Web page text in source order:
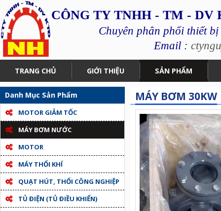
CÔNG TY TNHH - TM -
Chuyên phân phối thiết
Email :
TRANG CHỦ GIỚI THIỆU SẢN PHẨM
Danh Mục Sản Phẩm
MOTOR GIẢM TỐC
MÁY BƠM NƯỚC
MOTOR
MÁY THỔI KHÍ
QUẠT HÚT, THỔI CÔNG NGHIỆP
TỦ ĐIỆN (TỦ ĐIỀU KHIỂN)
MÁY BƠM 30KW